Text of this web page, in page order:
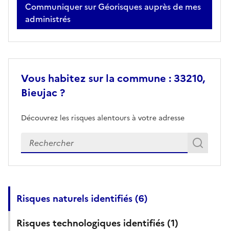
Communiquer sur Géorisques auprès de mes
administrés
Vous habitez sur la commune : 33210,
Bieujac ?
Découvrez les risques alentours à votre adresse
Veuillez renseigner votre adresse exacte
Risques naturels identifiés (6)
Risques technologiques identifiés (1)